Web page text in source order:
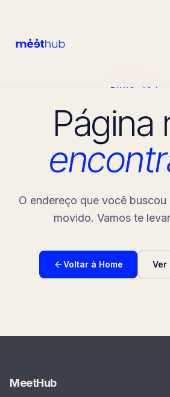
ERRO 404
Página
O endereço que você buscou
movido. Vamos te
Voltar à Home Ver
MeetHub